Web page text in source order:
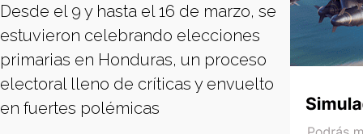
Desde el 9 y hasta el 16 de marzo, se
estuvieron celebrando elecciones
primarias en Honduras, un proceso
electoral lleno de críticas y envuelto
en fuertes polémicas